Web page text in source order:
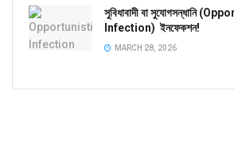
সুবিধাবাদী বা সুযোগসন্ধানি
Infection) ইনফেকশন!
MARCH 28, 2026